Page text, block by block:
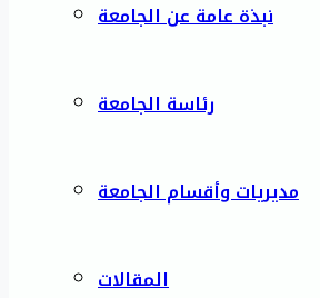
نبذة عامة عن الجامعة
رئاسة الجامعة
مديريات وأقسام الجامعة
المقالات